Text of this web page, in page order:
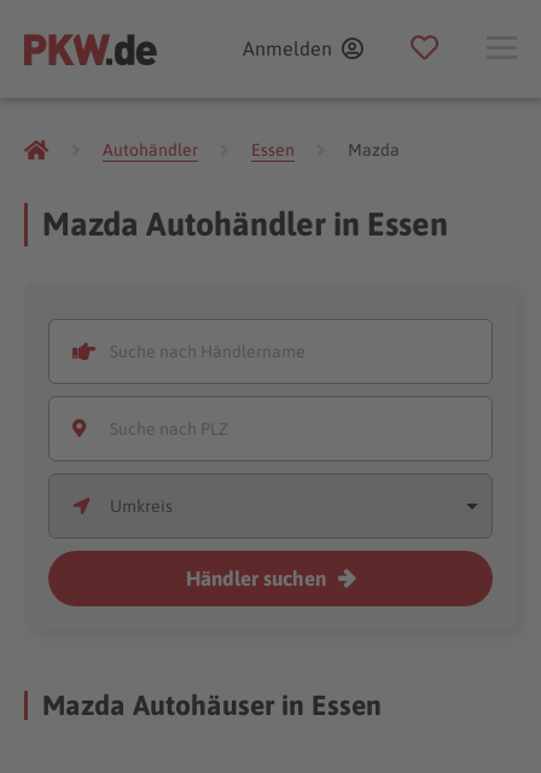
Anmelden
Autohändler Essen Mazda
Mazda Autohändler in Essen
Händler suchen
Mazda Autohäuser in Essen